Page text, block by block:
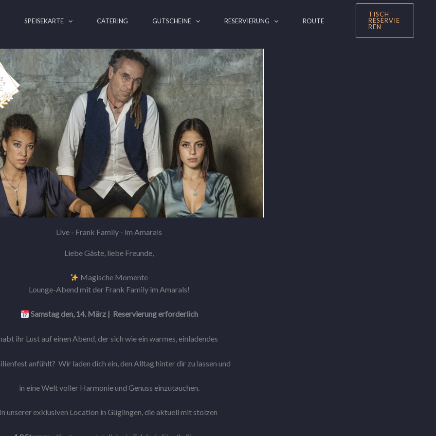
SPEISEKARTE CATERING GUTSCHEINE RESERVIERUNG ROUTE
TISCH
RESERVIE
REN
Live - Frank Family - im Amarals
Liebe Gäste, liebe Freunde,
Magische Momente
Lounge-Abend mit der Frank Family im Amarals!
Samstag den, 14. März | Reservierung erforderlich
ihr Lust auf einen Abend, der sich wie ein warmes, einladendes
anfühlt? Wir laden dich ein, den Alltag hinter dir zu lassen und
in eine Welt voller Harmonie und Genuss einzutauchen.
unserer exklusiven Location in Güglingen, die aktuell mit stolzen